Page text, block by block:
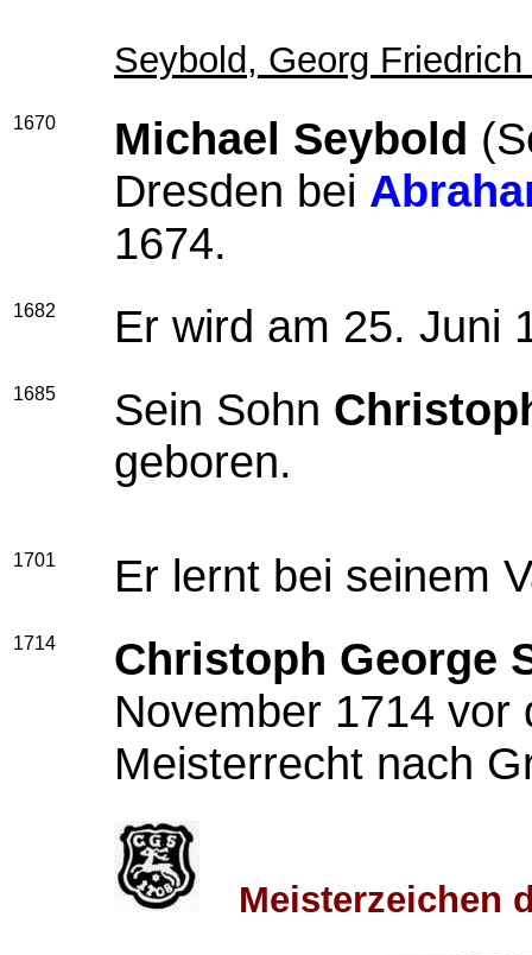
Seybold, Georg
1670 Michael Seybold
Dresden bei
1674.
1682 Er wird am 25. Juni
1685 Sein Sohn
geboren.
1701 Er lernt bei seinem
1714
Christoph George
November 1714 vor
Meisterrecht nach
Meisterzeichen